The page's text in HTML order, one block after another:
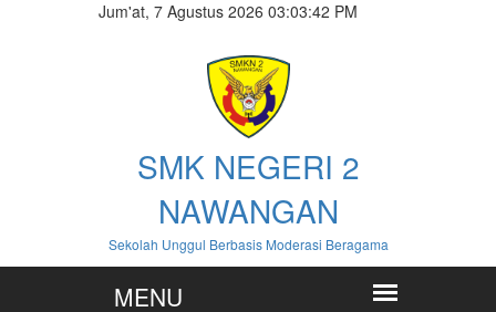
Jum'at, 7 Agustus 2026 03:03:42 PM
SMK NEGERI 2
NAWANGAN
Sekolah Unggul Berbasis Moderasi Beragama